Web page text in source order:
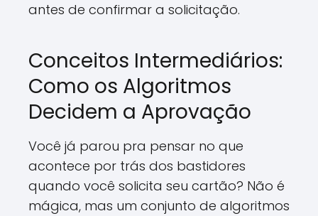
antes de confirmar a solicitação.
Conceitos Intermediários:
Como os Algoritmos
Decidem a Aprovação
Você já parou pra pensar no que
acontece por trás dos bastidores
quando você solicita seu cartão? Não é
mágica, mas um conjunto de algoritmos